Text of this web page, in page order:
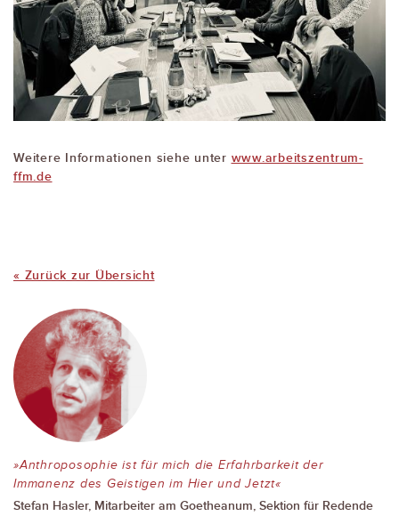
Weitere Informationen siehe unter www.arbeitszentrum-
ffm.de
« Zurück zur Übersicht
»Anthroposophie ist für mich die Erfahrbarkeit der
Immanenz des Geistigen im Hier und Jetzt«
Stefan Hasler, Mitarbeiter am Goetheanum, Sektion für Redende